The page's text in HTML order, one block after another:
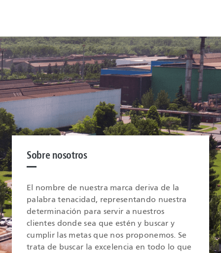
Sobre nosotros
El nombre de nuestra marca deriva de la
palabra tenacidad, representando nuestra
determinación para servir a nuestros
clientes donde sea que estén y buscar y
cumplir las metas que nos proponemos. Se
trata de buscar la excelencia en todo lo que